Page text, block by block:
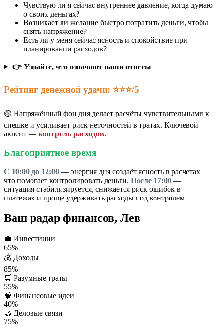
Чувствую ли я сейчас внутреннее давление, когда думаю
о своих деньгах?
Возникает ли желание быстро потратить деньги, чтобы
снять напряжение?
Есть ли у меня сейчас ясность и спокойствие при
планировании расходов?
👉 Узнайте, что означают ваши ответы
Рейтинг денежной удачи: ⭐⭐⭐/5
🟡 Напряжённый фон дня делает расчёты чувствительными к
спешке и усиливает риск неточностей в тратах. Ключевой
акцент — контроль расходов.
Благоприятное время
С 10:00 до 12:00 — энергия дня создаёт ясность в расчетах,
что помогает контролировать деньги. После 17:00 —
ситуация стабилизируется, снижается риск ошибок в
платежах и проще удерживать расходы под контролем.
Ваш радар финансов, Лев
💼 Инвестиции
65%
💰 Доходы
85%
🛒 Разумные траты
55%
🧠 Финансовые идеи
40%
🤝 Деловые связи
75%